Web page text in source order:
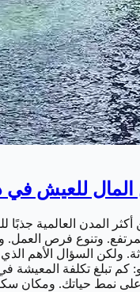
للعيش في
المدن العالمية جذبًا
وتنوع فرص العمل.
ولكن السؤال الأهم
هو: كم تبلغ تكلفة المعيشة
على نمط حياتك. ومكان